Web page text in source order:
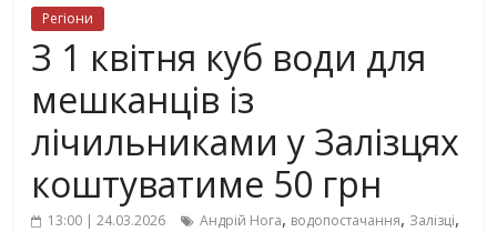
Регіони
З 1 квітня куб води для
мешканців із
лічильниками у Залізцях
коштуватиме 50 грн
13:00 | 24.03.2026 Андрій Нога, водопостачання, Залізці,